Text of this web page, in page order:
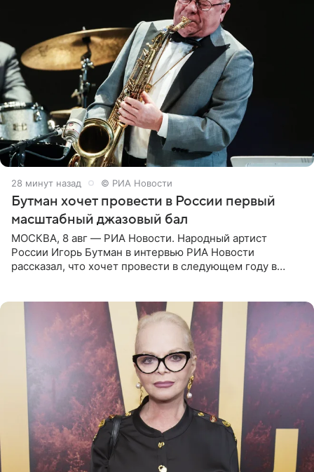
28 минут назад © РИА Новости
Бутман хочет провести в России первый
масштабный джазовый бал
МОСКВА, 8 авг — РИА Новости. Народный артист
России Игорь Бутман в интервью РИА Новости
рассказал, что хочет провести в следующем году в